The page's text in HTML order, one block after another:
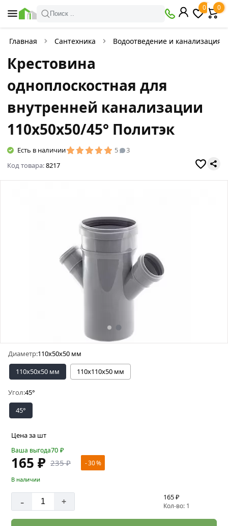
Поиск ..
0 0
Главная Сантехника Водоотведение и канализация
Крестовина
одноплоскостная для
внутренней канализации
110х50х50/45° Политэк
Есть в наличии 5
3
Код товара:8217
Диаметр:110х50х50 мм
110х50х50 мм
110х110х50 мм
Угол:45°
45°
Цена за шт
Ваша выгода70 ₽
165 ₽ 235 ₽ - 30 %
В наличии
- + 165 ₽
Кол-во: 1